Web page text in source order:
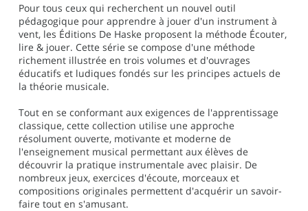
Pour tous ceux qui recherchent un nouvel outil
pédagogique pour apprendre à jouer d'un instrument à
vent, les Éditions De Haske proposent la méthode Écouter,
lire & jouer. Cette série se compose d'une méthode
richement illustrée en trois volumes et d'ouvrages
éducatifs et ludiques fondés sur les principes actuels de
la théorie musicale.
Tout en se conformant aux exigences de l'apprentissage
classique, cette collection utilise une approche
résolument ouverte, motivante et moderne de
l'enseignement musical permettant aux élèves de
découvrir la pratique instrumentale avec plaisir. De
nombreux jeux, exercices d'écoute, morceaux et
compositions originales permettent d'acquérir un savoir-
faire tout en s'amusant.